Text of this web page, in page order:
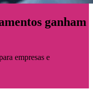
ganham
empresas e